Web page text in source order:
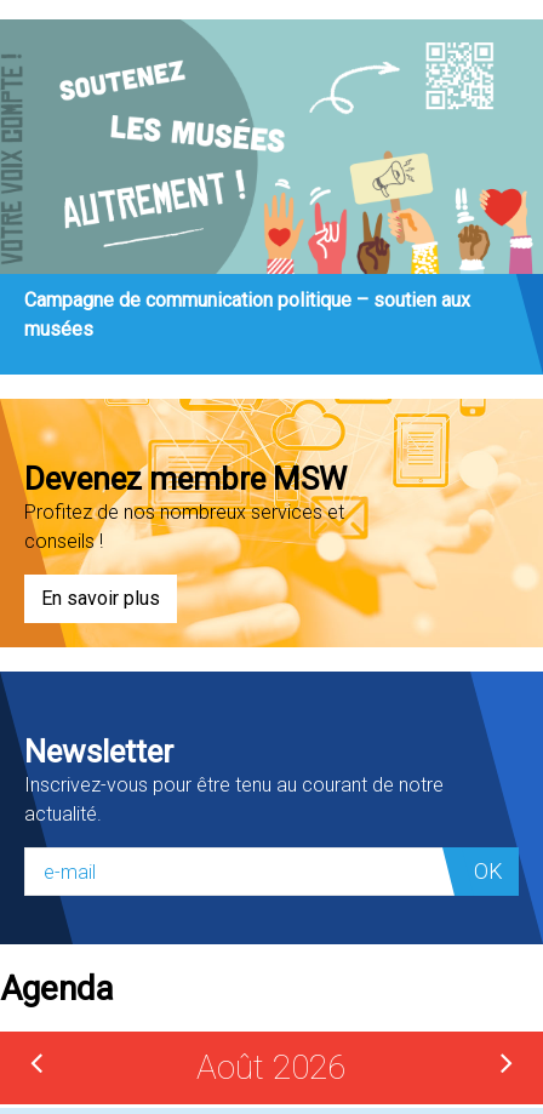
Campagne de communication politique – soutien aux
musées
Devenez membre MSW
Profitez de nos nombreux services et
conseils !
En savoir plus
Newsletter
Inscrivez-vous pour être tenu au courant de notre
actualité.
OK
Agenda
Août 2026